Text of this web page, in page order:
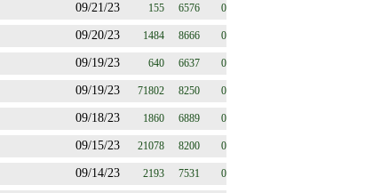
09/21/23 155 6576 0
09/20/23 1484 8666 0
09/19/23 640 6637 0
09/19/23 71802 8250 0
09/18/23 1860 6889 0
09/15/23 21078 8200 0
09/14/23 2193 7531 0